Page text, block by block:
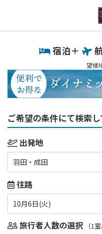
宿泊＋
望楼
ご希望の条件にて検索
出発地
羽田・成田
往路
10月6日(火)
旅行者人数の選択 （1